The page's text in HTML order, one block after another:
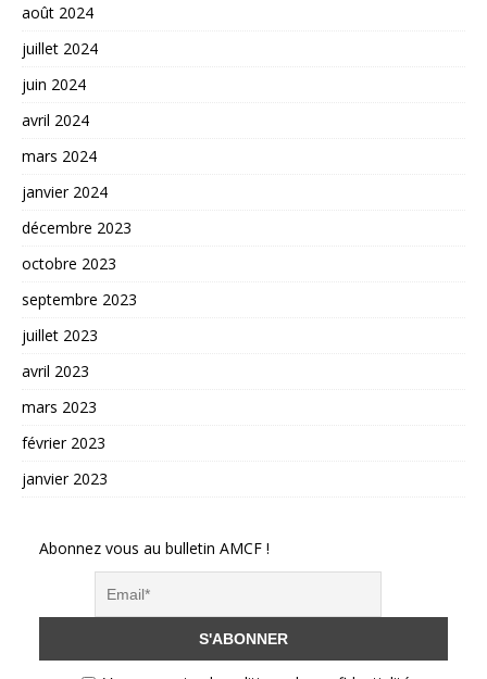
août 2024
juillet 2024
juin 2024
avril 2024
mars 2024
janvier 2024
décembre 2023
octobre 2023
septembre 2023
juillet 2023
avril 2023
mars 2023
février 2023
janvier 2023
Abonnez vous au bulletin AMCF !